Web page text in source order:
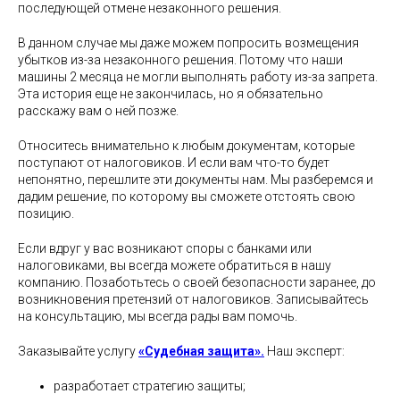
последующей отмене незаконного решения.
В данном случае мы даже можем попросить возмещения
убытков из-за незаконного решения. Потому что наши
машины 2 месяца не могли выполнять работу из-за запрета.
Эта история еще не закончилась, но я обязательно
расскажу вам о ней позже.
Относитесь внимательно к любым документам, которые
поступают от налоговиков. И если вам что-то будет
непонятно, перешлите эти документы нам. Мы разберемся и
дадим решение, по которому вы сможете отстоять свою
позицию.
Если вдруг у вас возникают споры с банками или
налоговиками, вы всегда можете обратиться в нашу
компанию. Позаботьтесь о своей безопасности заранее, до
возникновения претензий от налоговиков. Записывайтесь
на консультацию, мы всегда рады вам помочь.
Заказывайте услугу«Судебная защита». Наш эксперт:
разработает стратегию защиты;